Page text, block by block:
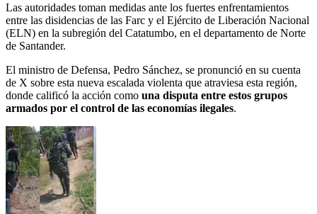
Las autoridades toman medidas ante los fuertes enfrentamientos
entre las disidencias de las Farc y el Ejército de Liberación Nacional
(ELN) en la subregión del Catatumbo, en el departamento de Norte
de Santander.
El ministro de Defensa, Pedro Sánchez, se pronunció en su cuenta
de X sobre esta nueva escalada violenta que atraviesa esta región,
donde calificó la acción como una disputa entre estos grupos
armados por el control de las economías ilegales.